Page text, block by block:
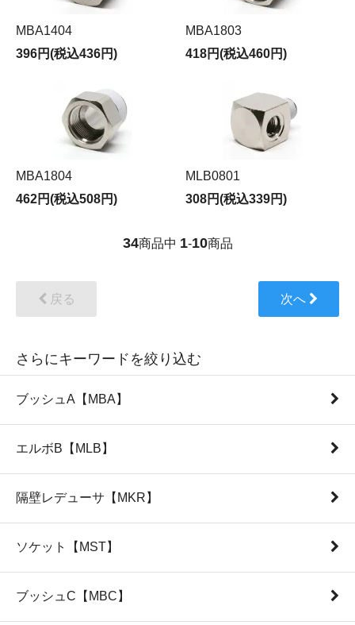
MBA1404
396円(税込436円)
MBA1803
418円(税込460円)
MBA1804
462円(税込508円)
MLB0801
308円(税込339円)
34商品中 1-10商品
戻る 次へ
さらにキーワードを絞り込む
ブッシュA【MBA】
エルボB【MLB】
隔壁レデューサ【MKR】
ソケット【MST】
ブッシュC【MBC】